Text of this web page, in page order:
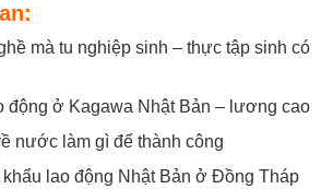
mà tu nghiệp sinh – thực tập sinh có
động ở Kagawa Nhật Bản – lương cao
nước làm gì để thành công
lao động Nhật Bản ở Đồng Tháp